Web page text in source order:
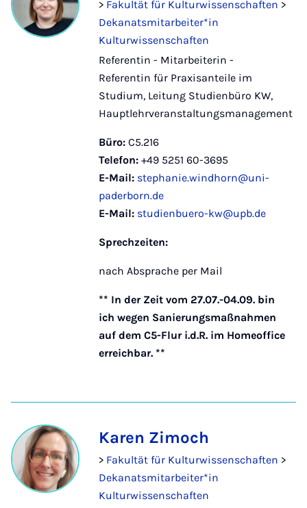
> Fakultät für Kulturwissenschaften >
Dekanatsmitarbeiter*in
Kulturwissenschaften
Referentin - Mitarbeiterin -
Referentin für Praxisanteile im
Studium, Leitung Studienbüro KW,
Hauptlehrveranstaltungsmanagement
Büro: C5.216
Telefon: +49 5251 60-3695
E-Mail: stephanie.windhorn@uni-
paderborn.de
E-Mail: studienbuero-kw@upb.de
Sprechzeiten:
nach Absprache per Mail
** In der Zeit vom 27.07.-04.09. bin
ich wegen Sanierungsmaßnahmen
auf dem C5-Flur i.d.R. im Homeoffice
erreichbar. **
Karen Zimoch
> Fakultät für Kulturwissenschaften >
Dekanatsmitarbeiter*in
Kulturwissenschaften